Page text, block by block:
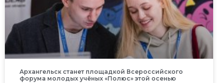
Архангельск станет площадкой Всероссийского
форума молодых учёных «Полюс» этой осенью